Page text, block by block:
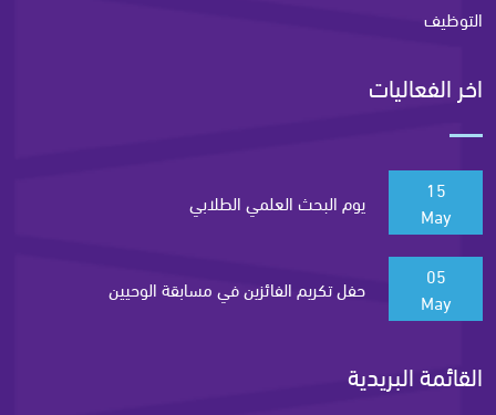
التوظيف
اخر الفعاليات
15
May
يوم البحث العلمي الطلابي
05
May
حفل تكريم الفائزين في مسابقة الوحيين
القائمة البريدية